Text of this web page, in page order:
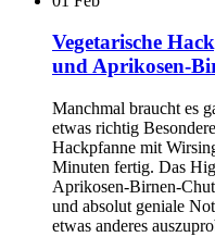
Vegetarische
und Aprikosen-
Manchmal braucht es
etwas richtig
Hackpfanne mit
Minuten fertig. Das
Aprikosen-Birnen-
und absolut geniale
etwas anderes